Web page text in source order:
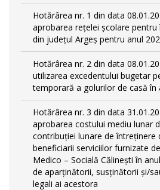
Hotărârea nr. 1 din data
aprobarea rețelei școlare pentru
din județul Argeș pentru anul
Hotărârea nr. 2 din data
utilizarea excedentului bugetar
temporară a golurilor de casă în
Hotărârea nr. 3 din data
aprobarea costului mediu lunar
contribuției lunare de întreținere
beneficiarii serviciilor furnizate
Medico – Socială Călineşti în
de aparținătorii, susținătorii și/
legali ai acestora